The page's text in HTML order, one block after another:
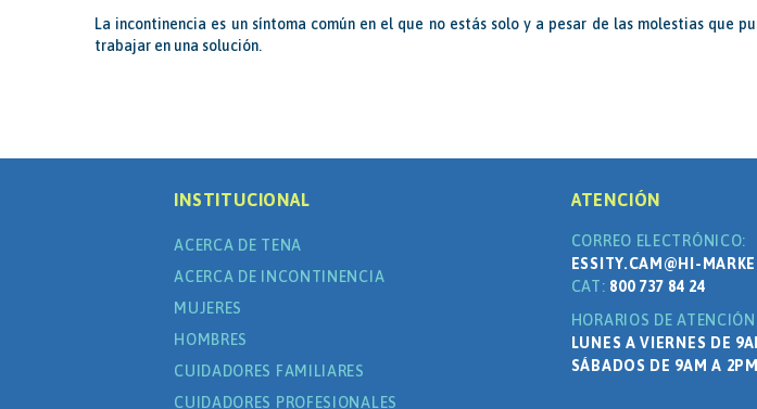
La incontinencia es un síntoma común en el que no estás solo y a pesar de las molestias
trabajar en una solución.
INSTITUCIONAL
ACERCA DE TENA
ACERCA DE INCONTINENCIA
MUJERES
HOMBRES
CUIDADORES FAMILIARES
CUIDADORES PROFESIONALES
ATENCIÓN
CORREO ELECTRÓNICO:
ESSITY.CAM@HI-
CAT: 800 737 84 24
HORARIOS DE
LUNES A VIERNES DE
SÁBADOS DE 9AM A 2PM